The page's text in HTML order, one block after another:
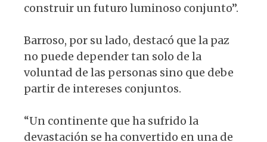
construir un futuro luminoso conjunto”.
Barroso, por su lado, destacó que la paz
no puede depender tan solo de la
voluntad de las personas sino que debe
partir de intereses conjuntos.
“Un continente que ha sufrido la
devastación se ha convertido en una de